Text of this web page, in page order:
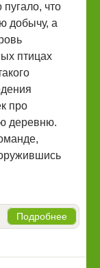
что
добычу, а
птицах
про
деревню.
Подробнее